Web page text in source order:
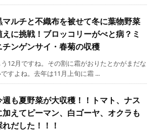
マルチと不織布を被せて冬に葉物野菜
えに挑戦！ブロッコリーがべと病？ミ
チンゲンサイ・春菊の収穫
う12月ですね。その割に霜がおりたとかがまだな
すよね。去年は11月上旬に霜 ...
週も夏野菜が大収穫！！トマト、ナス
加えてピーマン、白ゴーヤ、オクラも
れだした！！！